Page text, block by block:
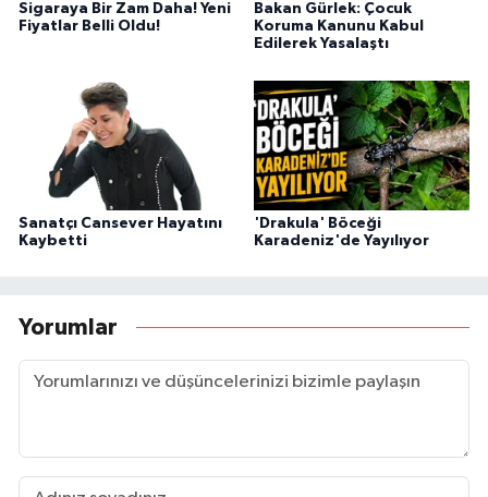
Sigaraya Bir Zam Daha! Yeni
Fiyatlar Belli Oldu!
Bakan Gürlek: Çocuk
Koruma Kanunu Kabul
Edilerek Yasalaştı
Sanatçı Cansever Hayatını
Kaybetti
'Drakula' Böceği
Karadeniz'de Yayılıyor
Yorumlar